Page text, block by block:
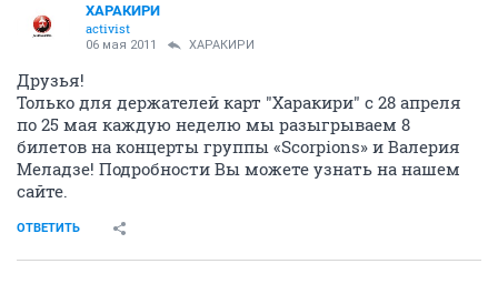
ХАРАКИРИ
activist
06 мая 2011 ХАРАКИРИ
Друзья!
Только для держателей карт "Харакири" с 28 апреля
по 25 мая каждую неделю мы разыгрываем 8
билетов на концерты группы «Scorpions» и Валерия
Меладзе! Подробности Вы можете узнать на нашем
сайте.
ОТВЕТИТЬ